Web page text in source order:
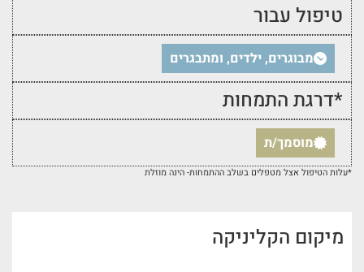
טיפול עבור
מבוגרים, ילדים, ומתבגרים
*דרגת התמחות
מוסמך/ת
*עלות הטיפול אצל מטפלים בשלב ההתמחות- הינה מוזלת
מיקום הקליניקה